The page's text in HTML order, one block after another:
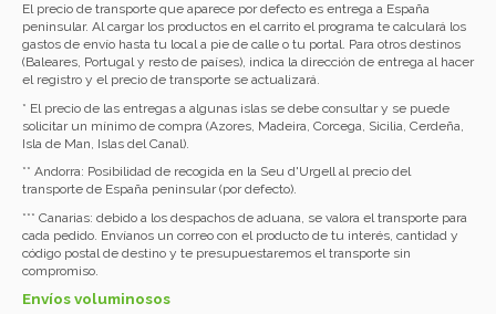
El precio de transporte que aparece por defecto es entrega a España
peninsular. Al cargar los productos en el carrito el programa te calculará los
gastos de envío hasta tu local a pie de calle o tu portal. Para otros destinos
(Baleares, Portugal y resto de países), indica la dirección de entrega al hacer
el registro y el precio de transporte se actualizará.
* El precio de las entregas a algunas islas se debe consultar y se puede
solicitar un mínimo de compra (Azores, Madeira, Corcega, Sicilia, Cerdeña,
Isla de Man, Islas del Canal).
** Andorra: Posibilidad de recogida en la Seu d'Urgell al precio del
transporte de España peninsular (por defecto).
*** Canarias: debido a los despachos de aduana, se valora el transporte para
cada pedido. Envíanos un correo con el producto de tu interés, cantidad y
código postal de destino y te presupuestaremos el transporte sin
compromiso.
Envíos voluminosos